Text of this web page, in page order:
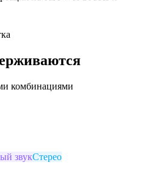
комбинациями
звукСтерео